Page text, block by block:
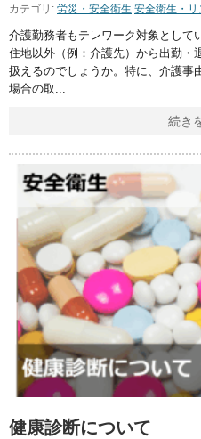
カテゴリ: 労災・安全衛生 安全衛生・リ
介護勤務者もテレワーク対象として
住地以外（例：介護先）から出勤・
扱えるのでしょうか。特に、介護事
場合の取
続き
健康診断について